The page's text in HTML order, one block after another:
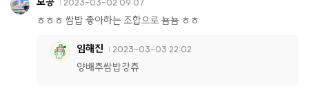
2023-03-02 09:07
ㅎㅎㅎ 쌈밥 좋아하는 조합으로 뇸뇸 ㅎㅎ
임해진 2023-03-03 22:02
양배추쌈밥강츄